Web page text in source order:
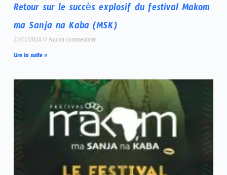
Retour sur le succès explosif du festival Makom
ma Sanja na Kaba (MSK)
23/11/2024 Aucun commentaire
Lire la suite »